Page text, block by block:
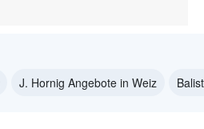
J. Hornig Angebote in Weiz